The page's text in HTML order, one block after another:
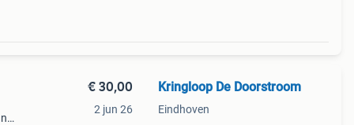
€ 30,00
2 jun 26
Kringloop De Doorstroom
Eindhoven